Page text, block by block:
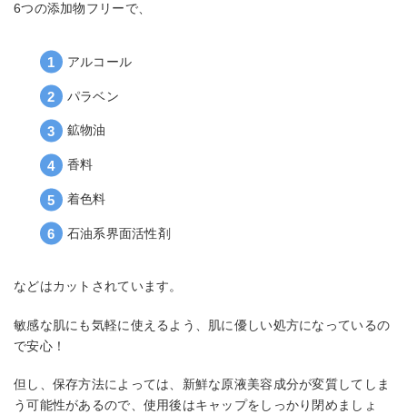
6つの添加物フリーで、
アルコール
パラベン
鉱物油
香料
着色料
石油系界面活性剤
などはカットされています。
敏感な肌にも気軽に使えるよう、肌に優しい処方になっているの
で安心！
但し、保存方法によっては、新鮮な原液美容成分が変質してしま
う可能性があるので、使用後はキャップをしっかり閉めましょ